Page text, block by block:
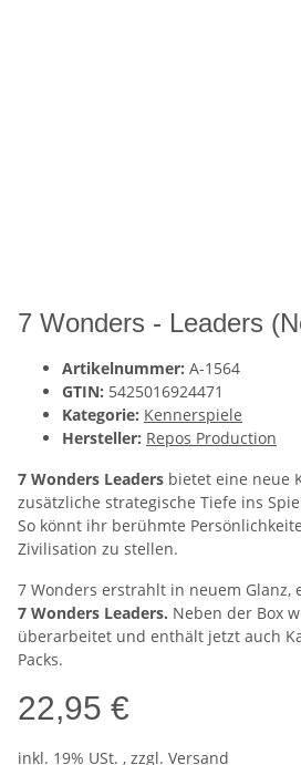
7 Wonders - Leaders
Artikelnummer: A-1564
GTIN: 5425016924471
Kategorie: Kennerspiele
Hersteller: Repos Production
7 Wonders Leaders bietet eine neue
zusätzliche strategische Tiefe ins
So könnt ihr berühmte
Zivilisation zu stellen.
7 Wonders erstrahlt in neuem Glanz,
7 Wonders Leaders. Neben der Box
überarbeitet und enthält jetzt auch
Packs.
22,95 €
inkl. 19% USt. , zzgl. Versand